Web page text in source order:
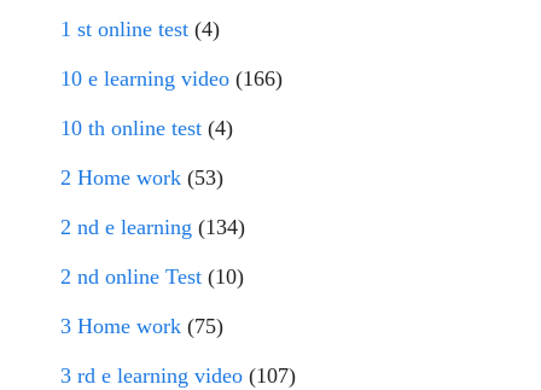
1 st online test (4)
10 e learning video (166)
10 th online test (4)
2 Home work (53)
2 nd e learning (134)
2 nd online Test (10)
3 Home work (75)
3 rd e learning video (107)